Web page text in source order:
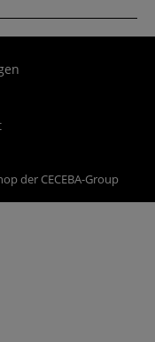
der CECEBA-Group